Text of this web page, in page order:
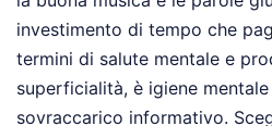
investimento di tempo che
termini di salute mentale e
superficialità, è igiene
sovraccarico informativo.